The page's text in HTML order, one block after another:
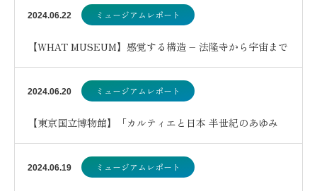
ク展 時をつかむ線』
2024.06.22 ミュージアムレポート
【WHAT MUSEUM】感覚する構造 – 法隆寺から宇宙まで
–
2024.06.20 ミュージアムレポート
【東京国立博物館】「カルティエと日本 半世紀のあゆみ
『結 MUSUBI』展 ― 美と芸術をめぐる対…
2024.06.19 ミュージアムレポート